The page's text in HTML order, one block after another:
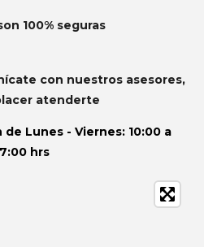
100% seguras
con nuestros asesores,
atenderte
de Lunes - Viernes: 10:00 a
hrs